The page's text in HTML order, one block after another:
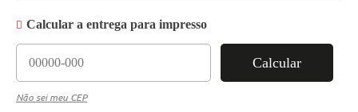
Calcular a entrega para impresso
Calcular
Não sei meu CEP